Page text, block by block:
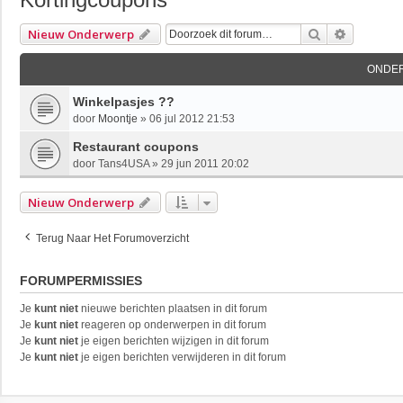
Nieuw Onderwerp Zoek
Winkelpasjes ??
door Moontje » 06 jul 2012 21:53
Restaurant coupons
door Tans4USA» 29 jun 2011 20:02
Nieuw Onderwerp
Terug Naar Het Forumoverzicht
FORUMPERMISSIES
Je kunt niet nieuwe berichten plaatsen in dit forum
Je kunt niet reageren op onderwerpen in dit forum
Je kunt niet je eigen berichten wijzigen in dit forum
Je kunt niet je eigen berichten verwijderen in dit forum